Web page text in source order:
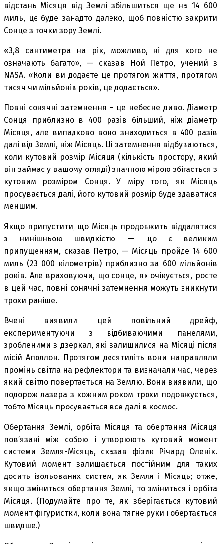
відстань Місяця від Землі збільшиться ще на 14 600
миль, це буде занадто далеко, щоб повністю закрити
Сонце з точки зору Землі.
«3,8 сантиметра на рік, можливо, ні для кого не
означають багато», — сказав Ной Петро, ​учений з
NASA. «Коли ви додаєте це протягом життя, протягом
тисяч чи мільйонів років, це додається».
Повні сонячні затемнення – це небесне диво. Діаметр
Сонця приблизно в 400 разів більший, ніж діаметр
Місяця, але випадково воно знаходиться в 400 разів
далі від Землі, ніж Місяць. Ці затемнення відбуваються,
коли кутовий розмір Місяця (кількість простору, який
він займає у вашому огляді) значною мірою збігається з
кутовим розміром Сонця. У міру того, як Місяць
просувається далі, його кутовий розмір буде здаватися
меншим.
Якщо припустити, що Місяць продовжить віддалятися
з нинішньою швидкістю — що є великим
припущенням, сказав Петро, ​​— Місяць пройде 14 600
миль (23 000 кілометрів) приблизно за 600 мільйонів
років. Але враховуючи, що сонце, як очікується, росте
в цей час, повні сонячні затемнення можуть зникнути
трохи раніше.
Вчені виявили цей повільний дрейф,
експериментуючи з відбиваючими панелями,
зробленими з дзеркал, які залишилися на Місяці після
місій Аполлон. Протягом десятиліть вони направляли
промінь світла на рефлектори та визначали час, через
який світло повертається на Землю. Вони виявили, що
подорож лазера з кожним роком трохи подовжується,
тобто Місяць просувається все далі в космос.
Обертання Землі, орбіта Місяця та обертання Місяця
пов’язані між собою і утворюють кутовий момент
системи Земля-Місяць, сказав фізик Річард Оленік.
Кутовий момент залишається постійним для таких
досить ізольованих систем, як Земля і Місяць; отже,
якщо зміниться обертання Землі, то зміниться і орбіта
Місяця. (Подумайте про те, як зберігається кутовий
момент фігуристки, коли вона тягне руки і обертається
швидше.)